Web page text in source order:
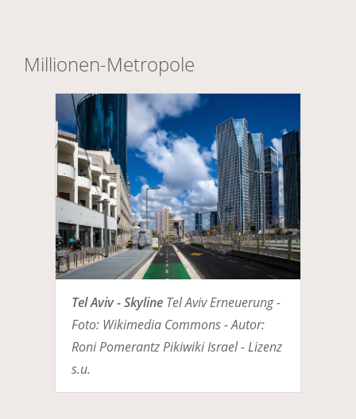
Millionen-Metropole
Tel Aviv - SkylineTel Aviv Erneuerung -
Foto: Wikimedia Commons - Autor:
Roni Pomerantz Pikiwiki Israel - Lizenz
s.u.